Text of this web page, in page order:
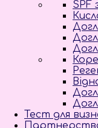
SPF
Тест для